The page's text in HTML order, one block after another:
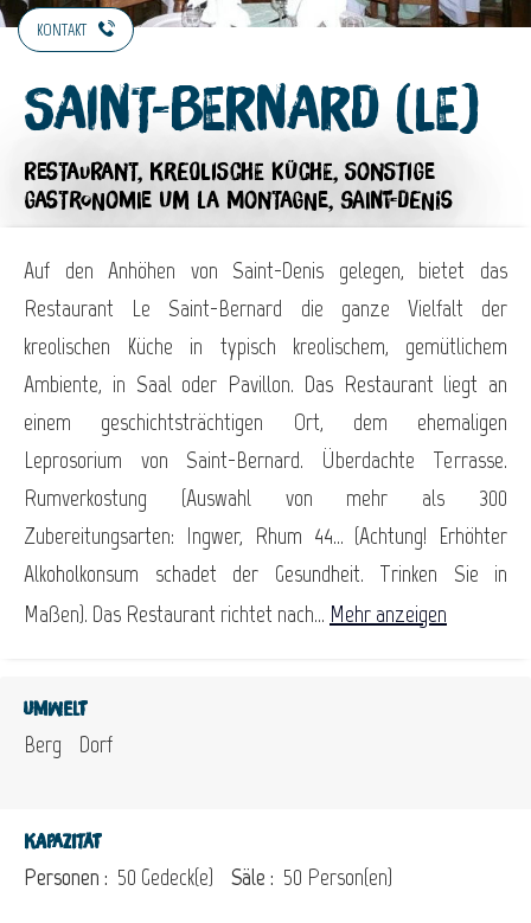
KONTAKT
Saint-Bernard (Le)
RESTAURANT, KREOLISCHE KÜCHE, SONSTIGE
GASTRONOMIE UM LA MONTAGNE, SAINT-DENIS
Auf den Anhöhen von Saint-Denis gelegen, bietet das
Restaurant Le Saint-Bernard die ganze Vielfalt der
kreolischen Küche in typisch kreolischem, gemütlichem
Ambiente, in Saal oder Pavillon. Das Restaurant liegt an
einem geschichtsträchtigen Ort, dem ehemaligen
Leprosorium von Saint-Bernard. Überdachte Terrasse.
Rumverkostung (Auswahl von mehr als 300
Zubereitungsarten: Ingwer, Rhum 44… (Achtung! Erhöhter
Alkoholkonsum schadet der Gesundheit. Trinken Sie in
Maßen). Das Restaurant richtet nach... Mehr anzeigen
Umwelt
Berg Dorf
Kapazität
Personen : 50 Gedeck(e) Säle : 50 Person(en)